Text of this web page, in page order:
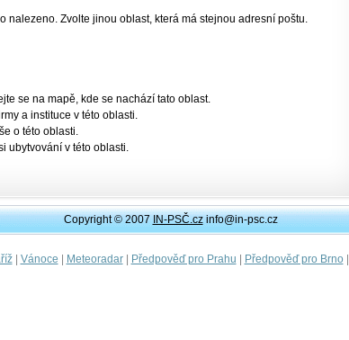
nalezeno. Zvolte jinou oblast, která má stejnou adresní poštu.
se na mapě, kde se nachází tato oblast.
a instituce v této oblasti.
o této oblasti.
ubytvování v této oblasti.
Copyright © 2007IN-PSČ.czinfo@in-psc.cz
| Vánoce | Meteoradar| Předpověď pro Prahu | Předpověď pro Brno|